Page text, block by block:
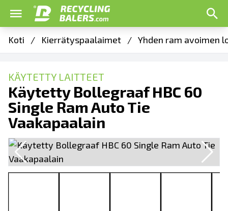
Koti / Kierrätyspaalaimet / Yhden ram avoimen
KÄYTETTY LAITTEET
Käytetty Bollegraaf HBC 60
Single Ram Auto Tie
Vaakapaalain